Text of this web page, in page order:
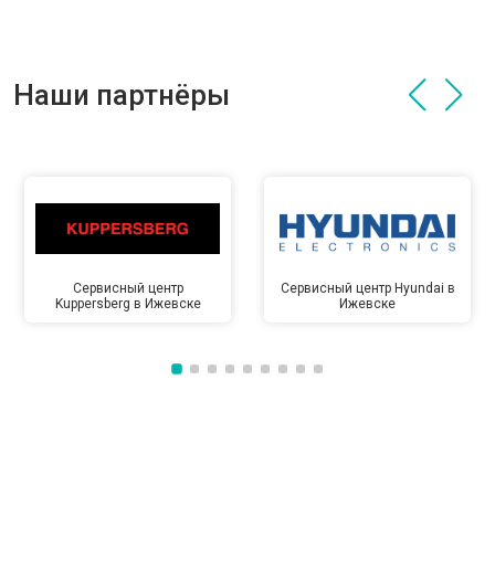
Наши партнёры
Сервисный центр
Kuppersberg в Ижевске
Сервисный центр Hyundai в
Ижевске